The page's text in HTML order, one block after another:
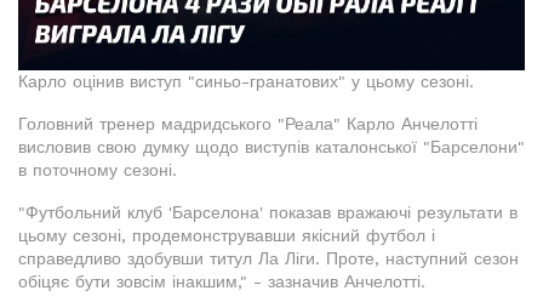
Карло оцінив виступ "синьо-гранатових" у цьому сезоні.
Головний тренер мадридського "Реала" Карло Анчелотті
висловив свою думку щодо виступів каталонської "Барселони"
в поточному сезоні.
"Футбольний клуб 'Барселона' показав вражаючі результати в
цьому сезоні, продемонструвавши якісний футбол і
справедливо здобувши титул Ла Ліги. Проте, наступний сезон
обіцяє бути зовсім інакшим," - зазначив Анчелотті.